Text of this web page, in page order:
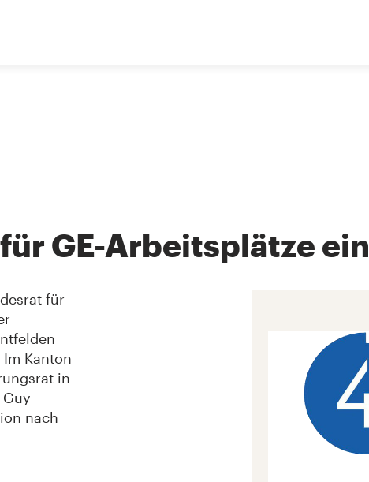
GE-Arbeitsplätze ein
für
Kanton
in
nach